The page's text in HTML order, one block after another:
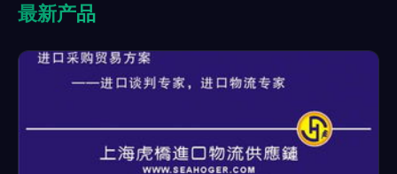
最新产品